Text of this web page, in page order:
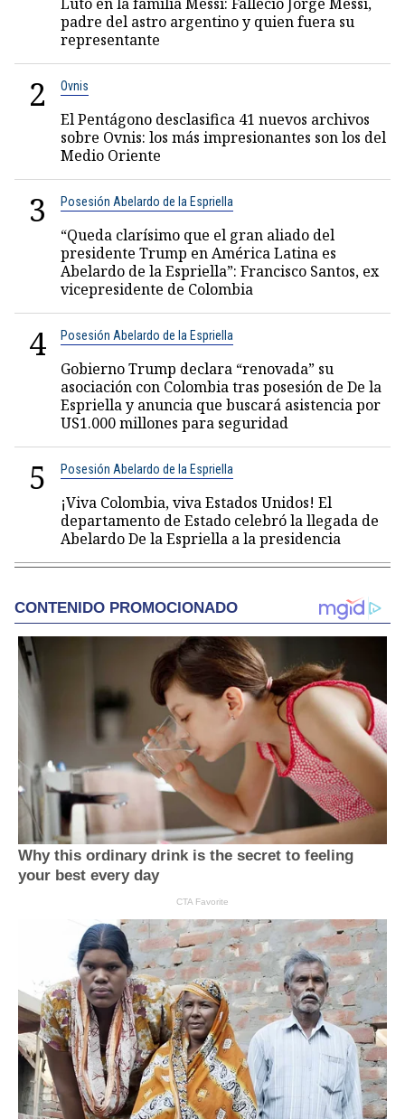
padre del astro argentino y quien fuera su
representante
2 Ovnis
El Pentágono desclasifica 41 nuevos archivos
sobre Ovnis: los más impresionantes son los del
Medio Oriente
3 Posesión Abelardo de la Espriella
“Queda clarísimo que el gran aliado del
presidente Trump en América Latina es
Abelardo de la Espriella”: Francisco Santos, ex
vicepresidente de Colombia
4 Posesión Abelardo de la Espriella
Gobierno Trump declara “renovada” su
asociación con Colombia tras posesión de De la
Espriella y anuncia que buscará asistencia por
US1.000 millones para seguridad
5 Posesión Abelardo de la Espriella
¡Viva Colombia, viva Estados Unidos! El
departamento de Estado celebró la llegada de
Abelardo De la Espriella a la presidencia